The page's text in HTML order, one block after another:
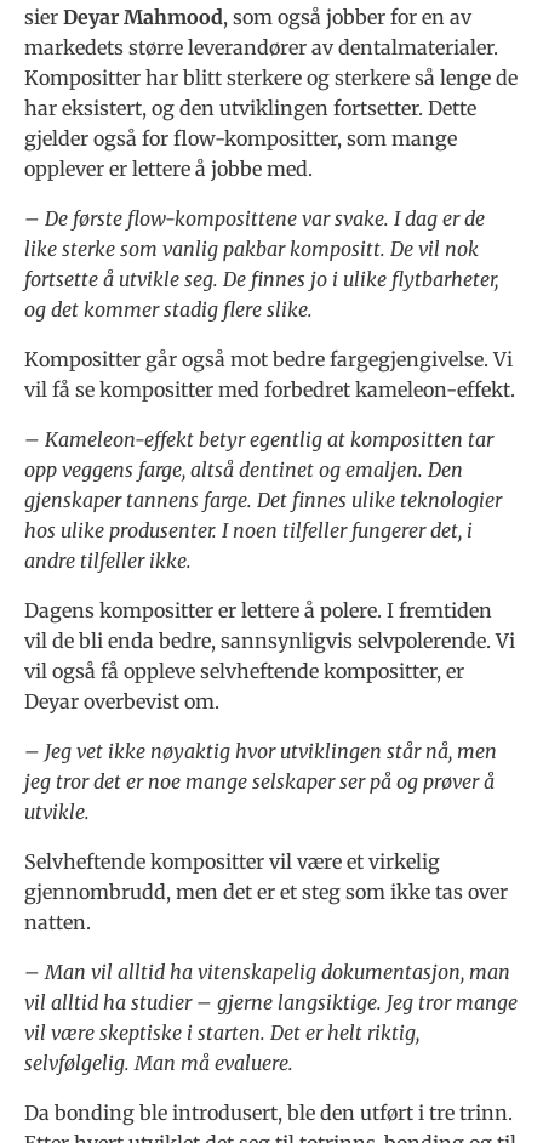
sier Deyar Mahmood, som også jobber for en av
markedets større leverandører av dentalmaterialer.
Kompositter har blitt sterkere og sterkere så lenge de
har eksistert, og den utviklingen fortsetter. Dette
gjelder også for flow-kompositter, som mange
opplever er lettere å jobbe med.
– De første flow-komposittene var svake. I dag er de
like sterke som vanlig pakbar kompositt. De vil nok
fortsette å utvikle seg. De finnes jo i ulike flytbarheter,
og det kommer stadig flere slike.
Kompositter går også mot bedre fargegjengivelse. Vi
vil få se kompositter med forbedret kameleon-effekt.
– Kameleon-effekt betyr egentlig at kompositten tar
opp veggens farge, altså dentinet og emaljen. Den
gjenskaper tannens farge. Det finnes ulike teknologier
hos ulike produsenter. I noen tilfeller fungerer det, i
andre tilfeller ikke.
Dagens kompositter er lettere å polere. I fremtiden
vil de bli enda bedre, sannsynligvis selvpolerende. Vi
vil også få oppleve selvheftende kompositter, er
Deyar overbevist om.
– Jeg vet ikke nøyaktig hvor utviklingen står nå, men
jeg tror det er noe mange selskaper ser på og prøver å
utvikle.
Selvheftende kompositter vil være et virkelig
gjennombrudd, men det er et steg som ikke tas over
natten.
– Man vil alltid ha vitenskapelig dokumentasjon, man
vil alltid ha studier – gjerne langsiktige. Jeg tror mange
vil være skeptiske i starten. Det er helt riktig,
selvfølgelig. Man må evaluere.
Da bonding ble introdusert, ble den utført i tre trinn.